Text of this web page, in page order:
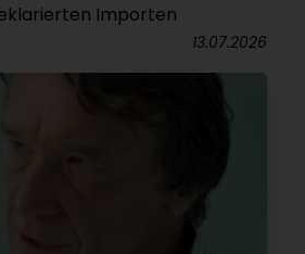
Importen
13.07.2026